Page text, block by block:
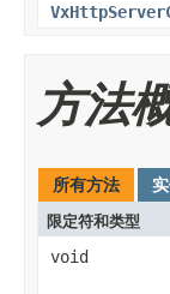
方法
所有方法
限定符和类型
void